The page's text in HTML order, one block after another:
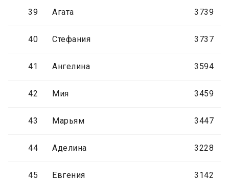
39 Агата 3739
40 Стефания 3737
41 Ангелина 3594
42 Мия 3459
43 Марьям 3447
44 Аделина 3228
45 Евгения 3142